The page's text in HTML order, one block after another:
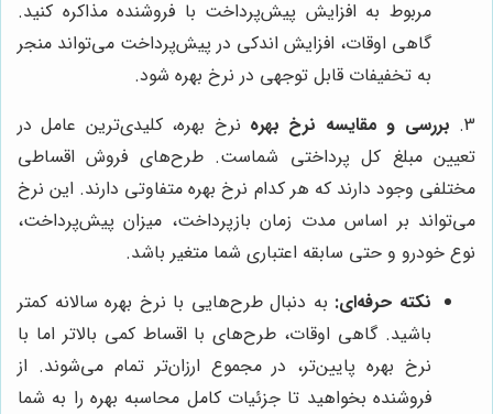
مربوط به افزایش پیش‌پرداخت با فروشنده مذاکره کنید.
گاهی اوقات، افزایش اندکی در پیش‌پرداخت می‌تواند منجر
به تخفیفات قابل توجهی در نرخ بهره شود.
3. بررسی و مقایسه نرخ بهره نرخ بهره، کلیدی‌ترین عامل در
تعیین مبلغ کل پرداختی شماست. طرح‌های فروش اقساطی
مختلفی وجود دارند که هر کدام نرخ بهره متفاوتی دارند. این نرخ
می‌تواند بر اساس مدت زمان بازپرداخت، میزان پیش‌پرداخت،
نوع خودرو و حتی سابقه اعتباری شما متغیر باشد.
نکته حرفه‌ای: به دنبال طرح‌هایی با نرخ بهره سالانه کمتر
باشید. گاهی اوقات، طرح‌های با اقساط کمی بالاتر اما با
نرخ بهره پایین‌تر، در مجموع ارزان‌تر تمام می‌شوند. از
فروشنده بخواهید تا جزئیات کامل محاسبه بهره را به شما